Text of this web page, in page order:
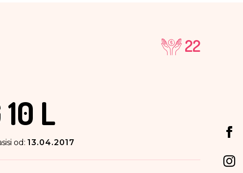
22
10 L
od: 13.04.2017